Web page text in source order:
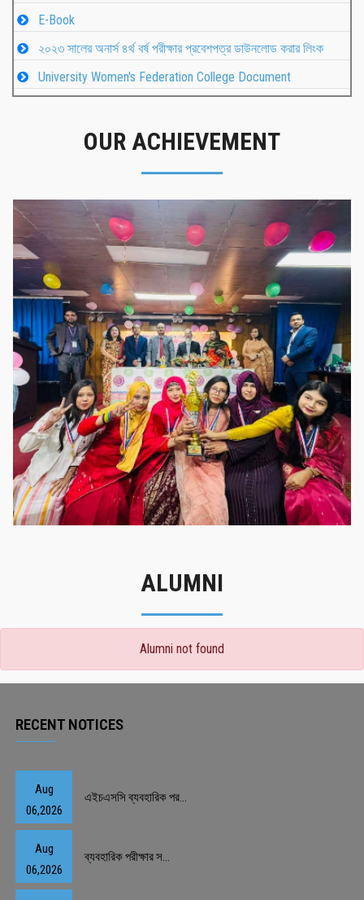
E-Book
২০২৩ সালের অনার্স ৪র্থ বর্ষ পরীক্ষার প্রবেশপত্র ডাউনলোড করার লিংক
University Women's Federation College Document
OUR ACHIEVEMENT
গৌরবের মুহূর্ত
গৌরবের মুহূর্ত
ALUMNI
Alumni not found
RECENT NOTICES
Aug
06,2026
এইচএসসি ব্যবহারিক পর...
Aug
06,2026
ব্যবহারিক পরীক্ষার স...